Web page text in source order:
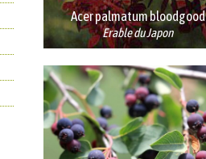
Acer palmatum bloodgood
Erable du Japon